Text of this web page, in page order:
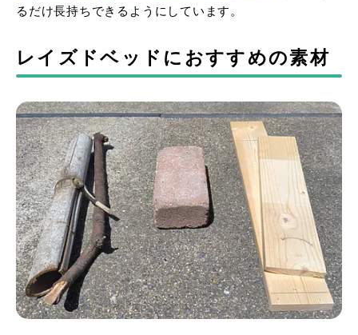
るだけ長持ちできるようにしています。
レイズドベッドにおすすめの素材